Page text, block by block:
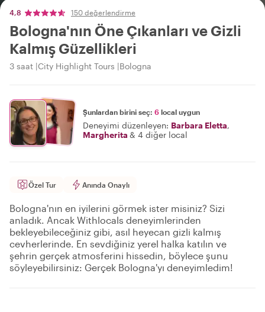
4,8 150 değerlendirme
Bologna'nın Öne Çıkanları ve Gizli
Kalmış Güzellikleri
3 saat City Highlight Tours Bologna
Şunlardan birini seç: 6 local uygun
Deneyimi düzenleyen: Barbara Eletta,
Margherita & 4 diğer local
Özel Tur Anında Onaylı
Bologna'nın en iyilerini görmek ister misiniz? Sizi
anladık. Ancak Withlocals deneyimlerinden
bekleyebileceğiniz gibi, asıl heyecan gizli kalmış
cevherlerinde. En sevdiğiniz yerel halka katılın ve
şehrin gerçek atmosferini hissedin, böylece şunu
söyleyebilirsiniz: Gerçek Bologna'yı deneyimledim!